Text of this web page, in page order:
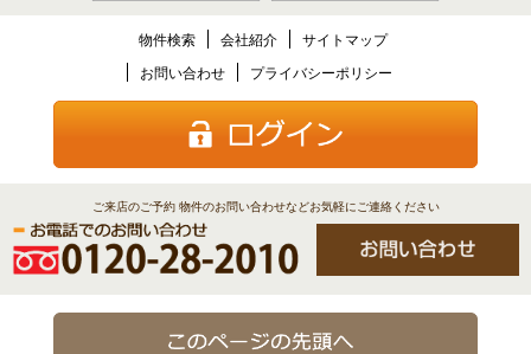
物件検索 会社紹介
サイトマップ
お問い合わせ
プライバシーポリシー
ご来店のご予約 物件のお問い合わせなどお気軽にご連絡ください